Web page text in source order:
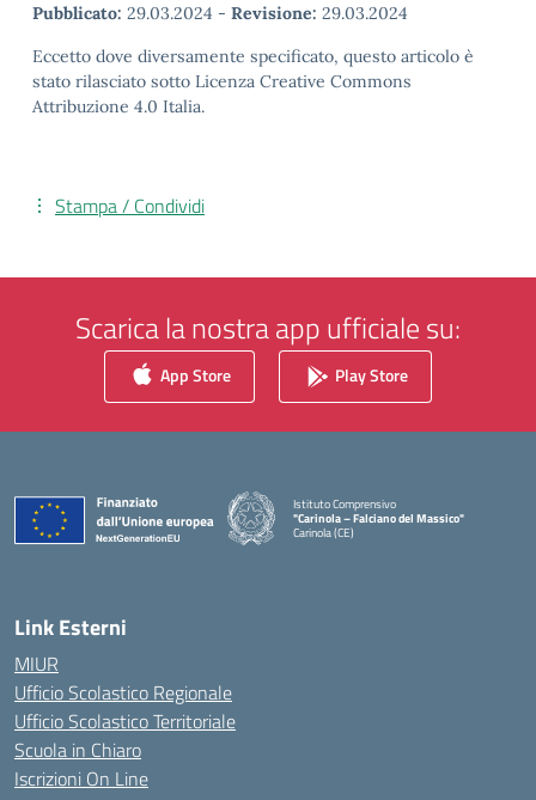
Pubblicato: 29.03.2024 - Revisione: 29.03.2024
Eccetto dove diversamente specificato, questo articolo è
stato rilasciato sotto Licenza Creative Commons
Attribuzione 4.0 Italia.
Stampa / Condividi
Scarica la nostra app ufficiale su:
App Store Play Store
Istituto Comprensivo
"Carinola – Falciano del Massico"
Carinola (CE)
Link Esterni
MIUR
Ufficio Scolastico Regionale
Ufficio Scolastico Territoriale
Scuola in Chiaro
Iscrizioni On Line